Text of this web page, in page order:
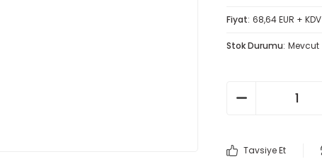
Fiyat 68,64 EUR + KDV
Stok Durumu Mevcut
Tavsiye Et